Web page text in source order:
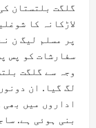
گلگت بلتستان
لاڑکانہ کا
پر مسلم لیگ ن
سفارشات کو پس
وجہ سے گلگت
لگ گیا. ان
اداروں میں
بنی ہوئی ہے.